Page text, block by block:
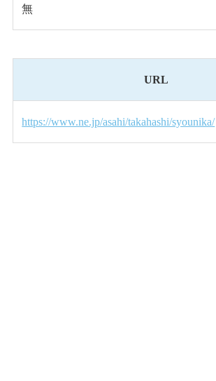
無
URL
https://www.ne.jp/asahi/takahashi/syounika/